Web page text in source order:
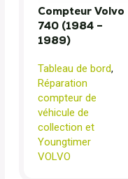
Compteur Volvo
740 (1984 –
1989)
Tableau de bord,
Réparation
compteur de
véhicule de
collection et
Youngtimer
VOLVO